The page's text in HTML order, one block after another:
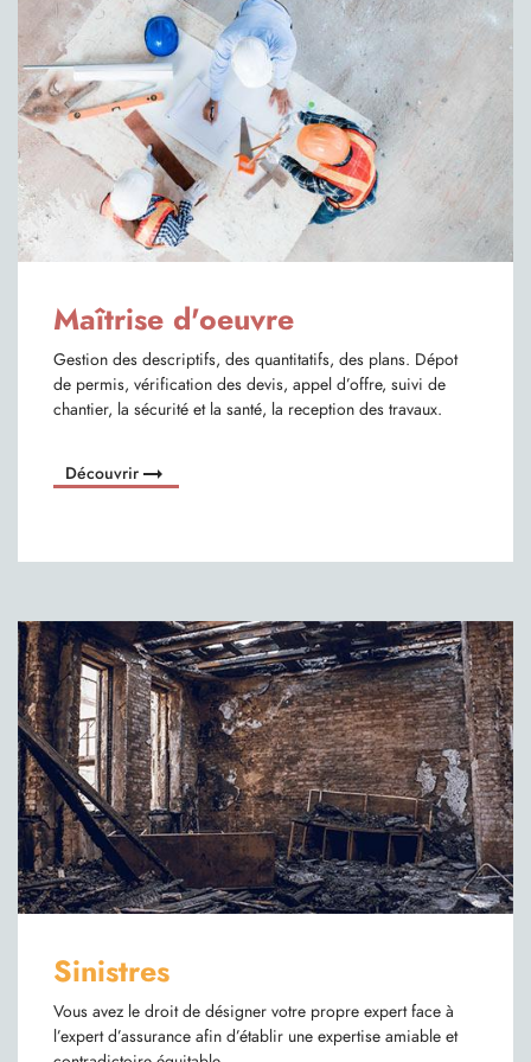
Maîtrise d'oeuvre
Gestion des descriptifs, des quantitatifs, des plans. Dépot
de permis, vérification des devis, appel d’offre, suivi de
chantier, la sécurité et la santé, la reception des travaux.
Découvrir arrow_right_alt
Sinistres
Vous avez le droit de désigner votre propre expert face à
l’expert d’assurance afin d’établir une expertise amiable et